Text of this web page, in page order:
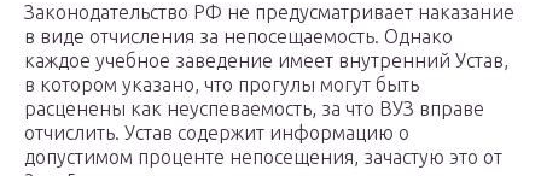
Законодательство РФ не предусматривает наказание
в виде отчисления за непосещаемость. Однако
каждое учебное заведение имеет внутренний Устав,
в котором указано, что прогулы могут быть
расценены как неуспеваемость, за что ВУЗ вправе
отчислить. Устав содержит информацию о
допустимом проценте непосещения, зачастую это от